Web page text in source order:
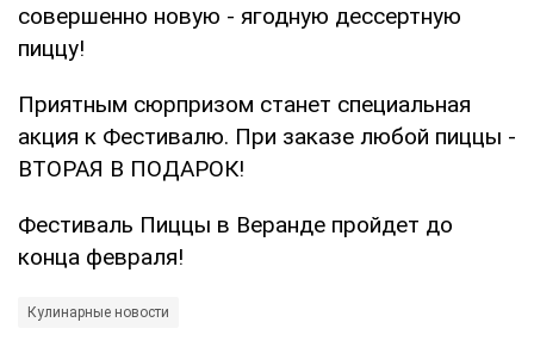
совершенно новую - ягодную дессертную
пиццу!
Приятным сюрпризом станет специальная
акция к Фестивалю. При заказе любой пиццы -
ВТОРАЯ В ПОДАРОК!
Фестиваль Пиццы в Веранде пройдет до
конца февраля!
Кулинарные новости